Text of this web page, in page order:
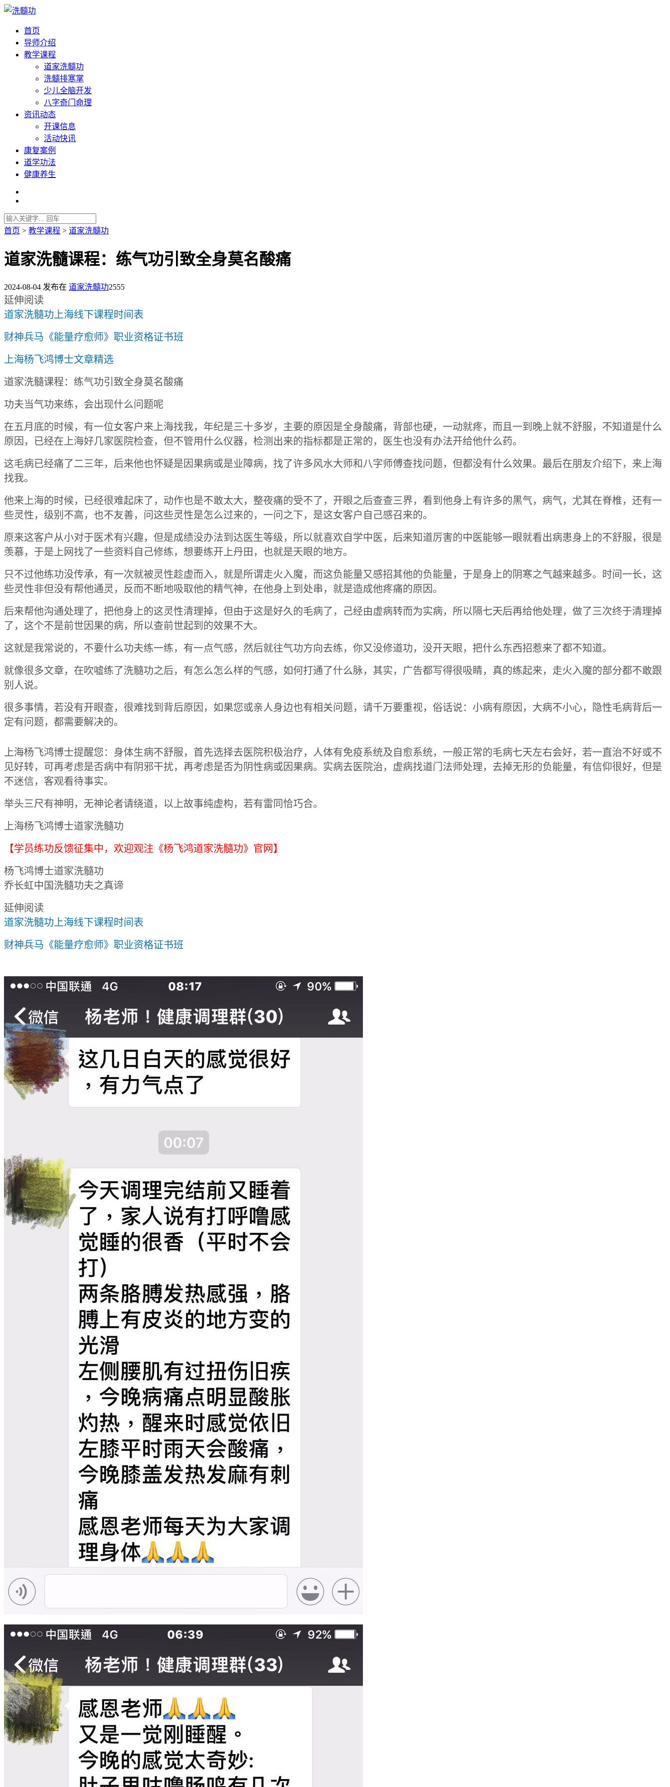
首页
导师介绍
教学课程
道家洗髓功
洗髓排寒掌
少儿全脑开发
八字奇门命理
资讯动态
开课信息
活动快讯
康复案例
道学功法
健康养生
首页 > 教学课程 > 道家洗髓功
道家洗髓课程：练气功引致全身莫名酸痛
2024-08-04 发布在 道家洗髓功2555
延伸阅读
道家洗髓功上海线下课程时间表
财神兵马《能量疗愈师》职业资格证书班
上海杨飞鸿博士文章精选
道家洗髓课程：练气功引致全身莫名酸痛
功夫当气功来练，会出现什么问题呢
在五月底的时候，有一位女客户来上海找我，年纪是三十多岁，主要的原因是全身酸痛，背部也硬，一动就疼，而且一到晚上就不舒服，不知道是什么
原因，已经在上海好几家医院检查，但不管用什么仪器，检测出来的指标都是正常的，医生也没有办法开给他什么药。
这毛病已经痛了二三年，后来他也怀疑是因果病或是业障病，找了许多风水大师和八字师傅查找问题，但都没有什么效果。最后在朋友介绍下，来上海
找我。
他来上海的时候，已经很难起床了，动作也是不敢太大，整夜痛的受不了，开眼之后查查三界，看到他身上有许多的黑气，病气，尤其在脊椎，还有一
些灵性，级别不高，也不友善，问这些灵性是怎么过来的，一问之下，是这女客户自己感召来的。
原来这客户从小对于医术有兴趣，但是成绩没办法到达医生等级，所以就喜欢自学中医，后来知道厉害的中医能够一眼就看出病患身上的不舒服，很是
羡慕，于是上网找了一些资料自己修练，想要练开上丹田，也就是天眼的地方。
只不过他练功没传承，有一次就被灵性趁虚而入，就是所谓走火入魔，而这负能量又感招其他的负能量，于是身上的阴寒之气越来越多。时间一长，这
些灵性非但没有帮他通灵，反而不断地吸取他的精气神，在他身上到处串，就是造成他疼痛的原因。
后来帮他沟通处理了，把他身上的这灵性清理掉，但由于这是好久的毛病了，己经由虚病转而为实病，所以隔七天后再给他处理，做了三次终于清理掉
了，这个不是前世因果的病，所以查前世起到的效果不大。
这就是我常说的，不要什么功夫练一练，有一点气感，然后就往气功方向去练，你又没修道功，没开天眼，把什么东西招惹来了都不知道。
就像很多文章，在吹嘘练了洗髓功之后，有怎么怎么样的气感，如何打通了什么脉，其实，广告都写得很吸睛，真的练起来，走火入魔的部分都不敢跟
别人说。
很多事情，若没有开眼查，很难找到背后原因，如果您或亲人身边也有相关问题，请千万要重视，俗话说：小病有原因，大病不小心，隐性毛病背后一
定有问题，都需要解决的。
上海杨飞鸿博士提醒您：身体生病不舒服，首先选择去医院积极治疗，人体有免疫系统及自愈系统，一般正常的毛病七天左右会好，若一直治不好或不
见好转，可再考虑是否病中有阴邪干扰，再考虑是否为阴性病或因果病。实病去医院治，虚病找道门法师处理，去掉无形的负能量，有信仰很好，但是
不迷信，客观看待事实。
举头三尺有神明，无神论者请绕道，以上故事纯虚构，若有雷同恰巧合。
上海杨飞鸿博士道家洗髓功
【学员练功反馈征集中，欢迎观注《杨飞鸿道家洗髓功》官网】
杨飞鸿博士道家洗髓功
乔长虹中国洗髓功夫之真谛
延伸阅读
道家洗髓功上海线下课程时间表
财神兵马《能量疗愈师》职业资格证书班